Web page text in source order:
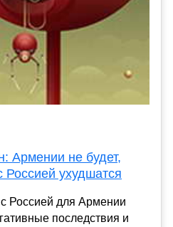
Армении не будет,
ухудшатся
Россией для Армении
последствия и